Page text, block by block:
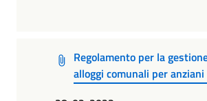
Regolamento per la
alloggi comunali per anziani